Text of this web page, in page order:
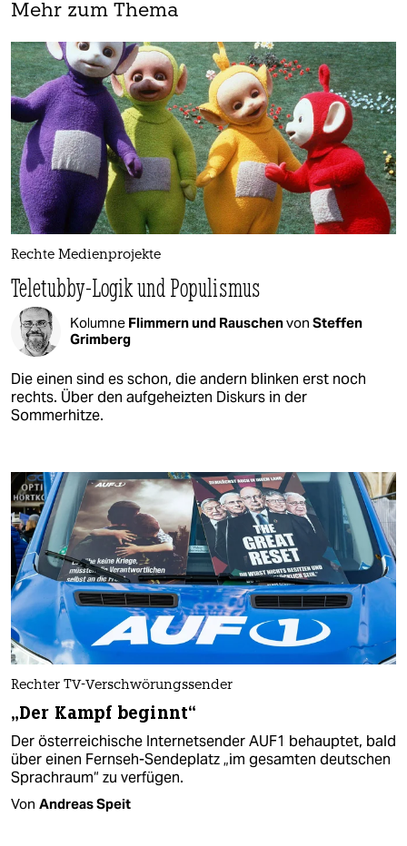
Mehr zum Thema
Rechte Medienprojekte
Teletubby-Logik und Populismus
Kolumne Flimmern und Rauschenvon Steffen
Grimberg
Die einen sind es schon, die andern blinken erst noch
rechts. Über den aufgeheizten Diskurs in der
Sommerhitze.
Rechter TV-Verschwörungssender
„Der Kampf beginnt“
Der österreichische Internetsender AUF1 behauptet, bald
über einen Fernseh-Sendeplatz „im gesamten deutschen
Sprachraum“ zu verfügen.
Von Andreas Speit